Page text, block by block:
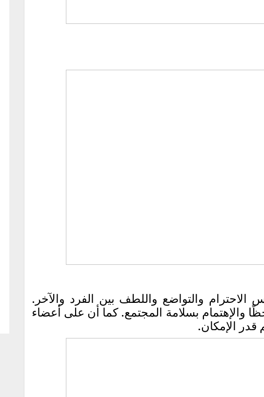
الاحترام والتواضع واللطف بين الفرد والآخر.
والإهتمام بسلامة المجتمع. كما أن على أعضاء
قدر الإمكان.